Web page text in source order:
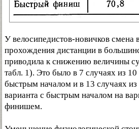
У велосипедистов-новичков смена
прохождения дистанции в
приводила к снижению величины
табл. 1). Это было в 7 случаях из
быстрым началом и в 13 случаях
варианта с быстрым началом на
финишем.